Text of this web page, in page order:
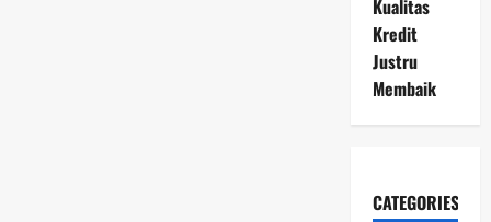
Kualitas
Kredit
Justru
Membaik
CATEGORIES